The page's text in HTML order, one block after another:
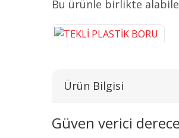
Bu ürünle birlikte
Ürün Bilgisi
Güven verici